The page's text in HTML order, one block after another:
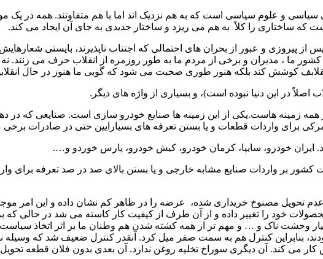
و علوم سیاسی است که به هم نزدیک اند اما با هم متفاوتند. همه در یک
که ساختاری را کلاً به هم می ریزد و ساختار جدیدی به جای آن ایجاد می کند.
از پیروزی و عبور از بحران های احتمالی که اجتناب ناپذیرند، بایستی
ما ، مدیران و برخی از مردم ما به طور روزمره از انقلاب حرف می زنند. نه
کوشش کند بلکه هنوز طوری صحبت می شود که گویی ما هنوز در حال
اصلاً در این دنیا نبوده است)، و بسیاری از واژه های دیگر.
همه زمینه هاست.یکی از این زمینه ها صنایع خودرو سازی است. صنایعی که در
گمرکی برای واردات قطعات و یا بستن تعرفه های بسیارایین حتی در صادرات
خودرو، سایپا، کرمان خودرو، کیش خودرو، پارس خوردو و….
بر واردات صنایع مشابه خارجی و یا بستن بالای صد در صد تعرفه برای
عدم تحویل مصنوخ خریداری شده، عرضه را در ظاهر کم نشان داده و این امر
خود را تغییر داده و از آن طرف از کیفیت کار کاسته می شد در حالی
وحشت ناک و … و مهم تر از همه کشته شدن هم وطنان ما بر اثر اتخاذ سیاست
بنابراین کنترل هم به سمت صفر میل کرد. آنقدر کنترل ضعیف شد که وسیله
می کند. آن دیگری سوراخ تخلیه روغن ندارد. آن بعدی بدون فلان قطعه